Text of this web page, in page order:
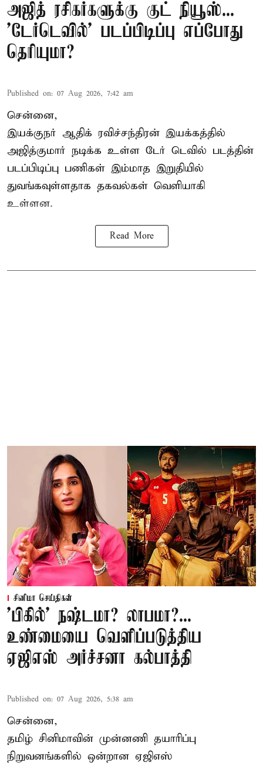
அஜித் ரசிகர்களுக்கு குட் நியூஸ்...
'டேர்டெவில்' படப்பிடிப்பு எப்போது
தெரியுமா?
Published on: 07 Aug 2026, 7:42 am
சென்னை,
இயக்குநர் ஆதிக் ரவிச்சந்திரன் இயக்கத்தில்
அஜித்குமார் நடிக்க உள்ள டேர் டெவில் படத்தின்
படப்பிடிப்பு பணிகள் இம்மாத இறுதியில்
துவங்கவுள்ளதாக தகவல்கள் வெளியாகி
உள்ளன.
Read More
சினிமா செய்திகள்
'பிகில்' நஷ்டமா? லாபமா?...
உண்மையை வெளிப்படுத்திய
ஏஜிஎஸ் அர்ச்சனா கல்பாத்தி
Published on: 07 Aug 2026, 5:38 am
சென்னை,
தமிழ் சினிமாவின் முன்னணி தயாரிப்பு
நிறுவனங்களில் ஒன்றான ஏஜிஎஸ்